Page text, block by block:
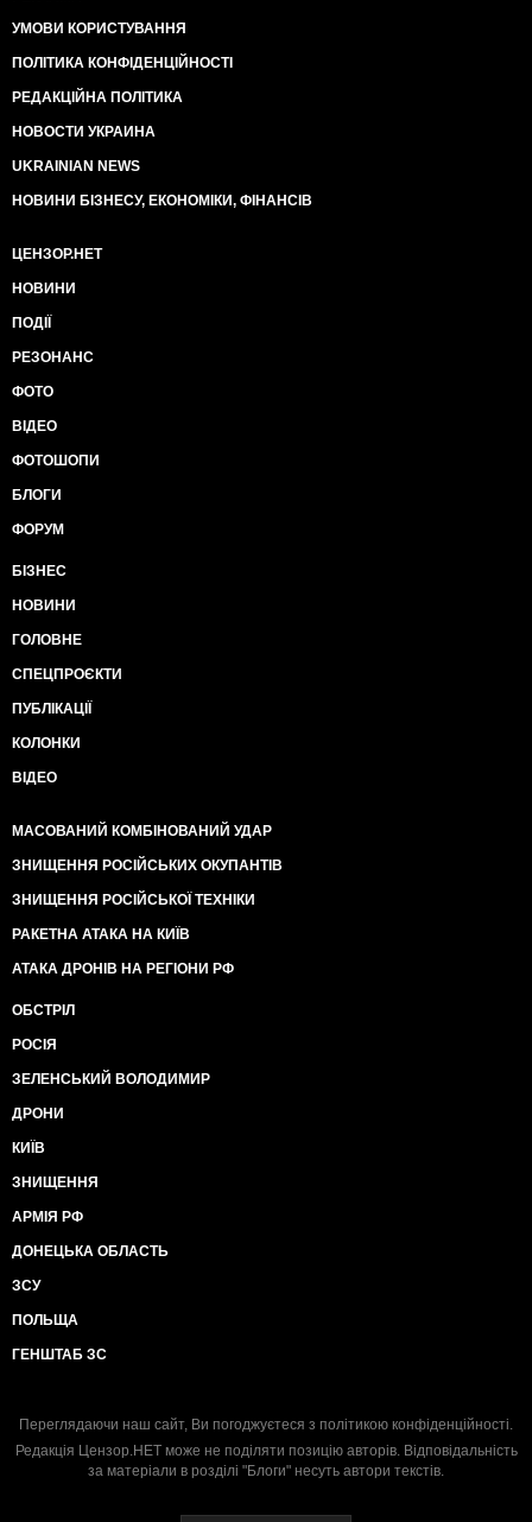
УМОВИ КОРИСТУВАННЯ
ПОЛІТИКА КОНФІДЕНЦІЙНОСТІ
РЕДАКЦІЙНА ПОЛІТИКА
НОВОСТИ УКРАИНА
UKRAINIAN NEWS
НОВИНИ БІЗНЕСУ, ЕКОНОМІКИ, ФІНАНСІВ
ЦЕНЗОР.НЕТ
НОВИНИ
ПОДІЇ
РЕЗОНАНС
ФОТО
ВІДЕО
ФОТОШОПИ
БЛОГИ
ФОРУМ
БІЗНЕС
НОВИНИ
ГОЛОВНЕ
СПЕЦПРОЄКТИ
ПУБЛІКАЦІЇ
КОЛОНКИ
ВІДЕО
МАСОВАНИЙ КОМБІНОВАНИЙ УДАР
ЗНИЩЕННЯ РОСІЙСЬКИХ ОКУПАНТІВ
ЗНИЩЕННЯ РОСІЙСЬКОЇ ТЕХНІКИ
РАКЕТНА АТАКА НА КИЇВ
АТАКА ДРОНІВ НА РЕГІОНИ РФ
ОБСТРІЛ
РОСІЯ
ЗЕЛЕНСЬКИЙ ВОЛОДИМИР
ДРОНИ
КИЇВ
ЗНИЩЕННЯ
АРМІЯ РФ
ДОНЕЦЬКА ОБЛАСТЬ
ЗСУ
ПОЛЬЩА
ГЕНШТАБ ЗС
Переглядаючи наш сайт, Ви погоджуєтеся з політикою конфіденційності.
Редакція Цензор.НЕТ може не поділяти позицію авторів. Відповідальність
за матеріали в розділі "Блоги" несуть автори текстів.